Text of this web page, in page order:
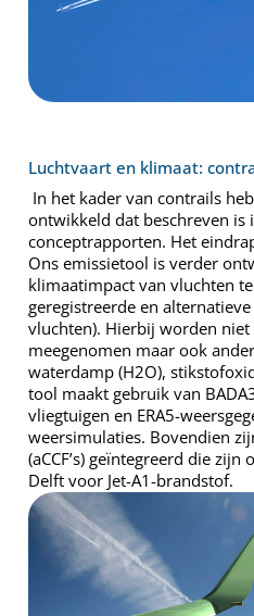
Luchtvaart en klimaat:
In het kader van contrails
ontwikkeld dat beschreven is
conceptrapporten. Het
Ons emissietool is verder
klimaatimpact van vluchten
geregistreerde en
vluchten). Hierbij worden niet
meegenomen maar ook
waterdamp (H2O),
tool maakt gebruik van
vliegtuigen en ERA5-
weersimulaties. Bovendien
(aCCF’s) geïntegreerd die
Delft voor Jet-A1-brandstof.